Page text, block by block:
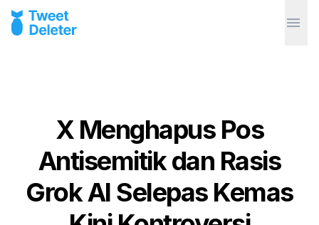
X Menghapus Pos
Antisemitik dan Rasis
Grok AI Selepas Kemas